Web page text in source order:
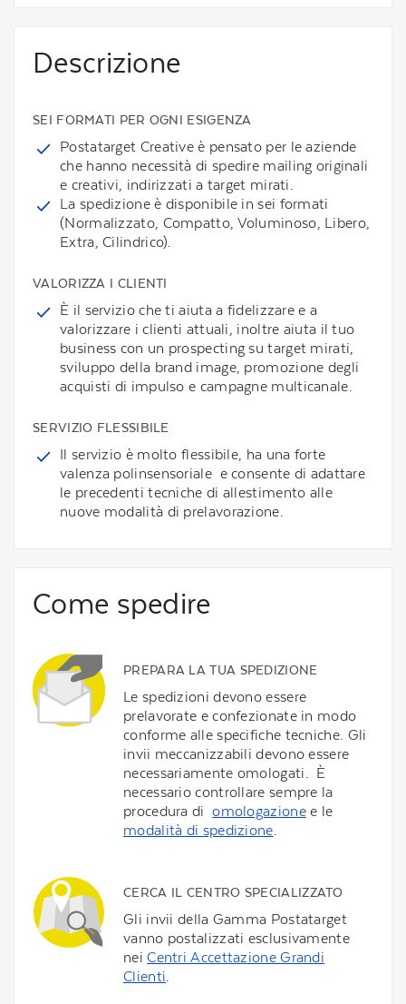
Descrizione
SEI FORMATI PER OGNI ESIGENZA
Postatarget Creative è pensato per le aziende
che hanno necessità di spedire mailing originali
e creativi, indirizzati a target mirati.
La spedizione è disponibile in sei formati
(Normalizzato, Compatto, Voluminoso, Libero,
Extra, Cilindrico).
VALORIZZA I CLIENTI
È il servizio che ti aiuta a fidelizzare e a
valorizzare i clienti attuali, inoltre aiuta il tuo
business con un prospecting su target mirati,
sviluppo della brand image, promozione degli
acquisti di impulso e campagne multicanale.
SERVIZIO FLESSIBILE
Il servizio è molto flessibile, ha una forte
valenza polinsensoriale e consente di adattare
le precedenti tecniche di allestimento alle
nuove modalità di prelavorazione.
Come spedire
PREPARA LA TUA SPEDIZIONE
Le spedizioni devono essere
prelavorate e confezionate in modo
conforme alle specifiche tecniche. Gli
invii meccanizzabili devono essere
necessariamente omologati. È
necessario controllare sempre la
procedura diomologazionee le
modalità di spedizione.
CERCA IL CENTRO SPECIALIZZATO
Gli invii della Gamma Postatarget
vanno postalizzati esclusivamente
neiCentri Accettazione Grandi
Clienti.